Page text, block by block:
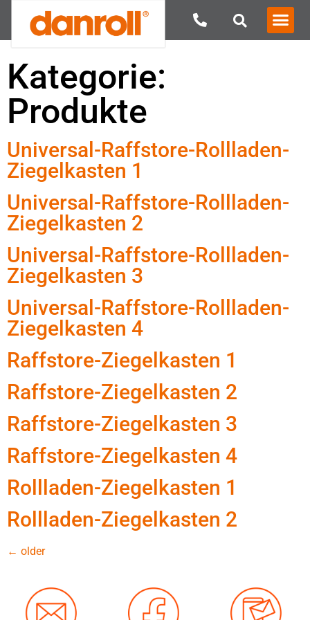
Kategorie:
Produkte
Universal-Raffstore-Rollladen-
Ziegelkasten 1
Universal-Raffstore-Rollladen-
Ziegelkasten 2
Universal-Raffstore-Rollladen-
Ziegelkasten 3
Universal-Raffstore-Rollladen-
Ziegelkasten 4
Raffstore-Ziegelkasten 1
Raffstore-Ziegelkasten 2
Raffstore-Ziegelkasten 3
Raffstore-Ziegelkasten 4
Rollladen-Ziegelkasten 1
Rollladen-Ziegelkasten 2
← older